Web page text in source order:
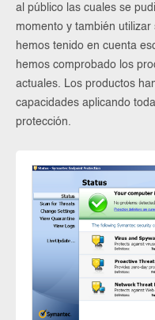
al público las cuales se
momento y también utilizar
hemos tenido en cuenta
hemos comprobado los
actuales. Los productos
capacidades aplicando
protección.